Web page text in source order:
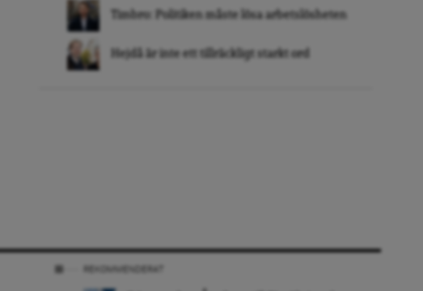
Timbro: Politiken måste lösa arbetslösheten
Hejdå är inte ett tillräckligt starkt ord